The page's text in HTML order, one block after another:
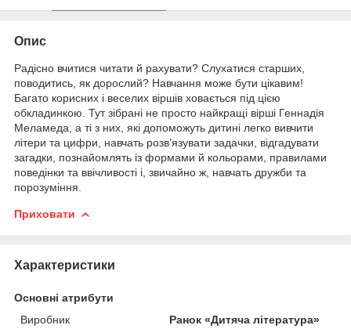
Опис
Радісно вчитися читати й рахувати? Слухатися старших,
поводитись, як дорослий? Навчання може бути цікавим!
Багато корисних і веселих віршів ховається під цією
обкладинкою. Тут зібрані не просто найкращі вірші Геннадія
Меламеда, а ті з них, які допоможуть дитині легко вивчити
літери та цифри, навчать розв’язувати задачки, відгадувати
загадки, познайомлять із формами й кольорами, правилами
поведінки та ввічливості і, звичайно ж, навчать дружби та
порозуміння.
Приховати
Характеристики
Основні атрибути
Виробник
Ранок «Дитяча література»